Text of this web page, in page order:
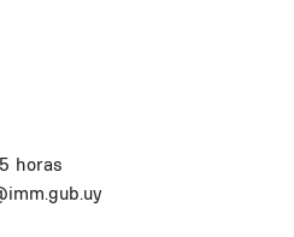
horas